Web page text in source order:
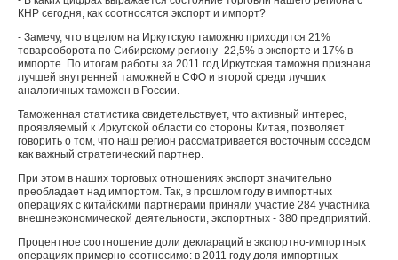
КНР сегодня, как соотносятся экспорт и импорт?
- Замечу, что в целом на Иркутскую таможню приходится 21%
товарооборота по Сибирскому региону -22,5% в экспорте и 17% в
импорте. По итогам работы за 2011 год Иркутская таможня признана
лучшей внутренней таможней в СФО и второй среди лучших
аналогичных таможен в России.
Таможенная статистика свидетельствует, что активный интерес,
проявляемый к Иркутской области со стороны Китая, позволяет
говорить о том, что наш регион рассматривается восточным соседом
как важный стратегический партнер.
При этом в наших торговых отношениях экспорт значительно
преобладает над импортом. Так, в прошлом году в импортных
операциях с китайскими партнерами приняли участие 284 участника
внешнеэкономической деятельности, экспортных - 380 предприятий.
Процентное соотношение доли деклараций в экспортно-импортных
операциях примерно соотносимо: в 2011 году доля импортных